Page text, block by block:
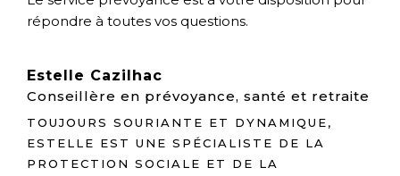
répondre à toutes vos questions.
Estelle Cazilhac
Conseillère en prévoyance, santé et retraite
TOUJOURS SOURIANTE ET DYNAMIQUE,
ESTELLE EST UNE SPÉCIALISTE DE LA
PROTECTION SOCIALE ET DE LA